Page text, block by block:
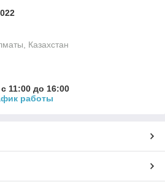
Казахстан
11:00 до 16:00
работы